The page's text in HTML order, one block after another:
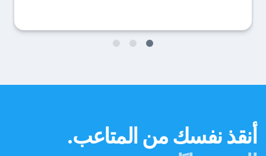
أنقذ نفسك من المتاعب.